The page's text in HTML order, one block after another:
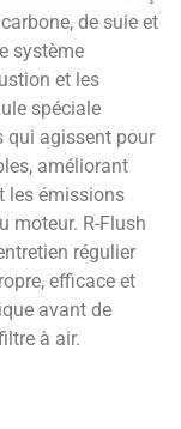
de suie et
système
et les
spéciale
qui agissent pour
améliorant
les émissions
moteur. R-Flush
régulier
efficace et
avant de
à air.